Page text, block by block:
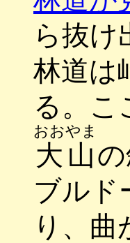
ら抜け
林道は
る。こ
大山
おおやま
ブルド
り、